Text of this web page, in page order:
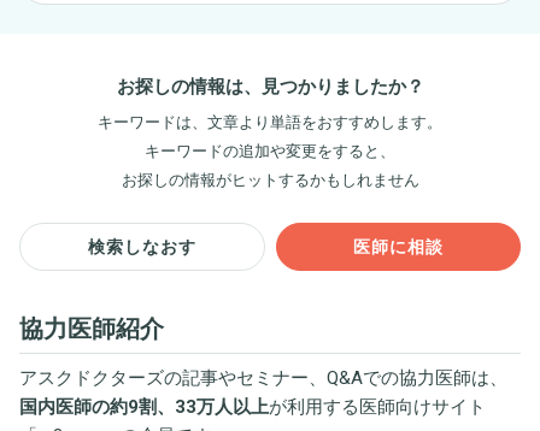
お探しの情報は、見つかりましたか？
キーワードは、文章より単語をおすすめします。
キーワードの追加や変更をすると、
お探しの情報がヒットするかもしれません
検索しなおす 医師に相談
協力医師紹介
アスクドクターズの記事やセミナー、Q&Aでの協力医師は、
国内医師の約9割、33万人以上が利用する医師向けサイト